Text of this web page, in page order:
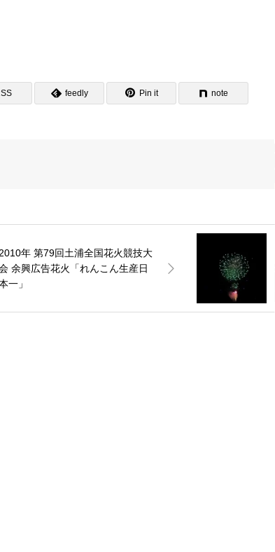
feedly Pin it note
2010年 第79回土浦全国花火競技大
余興広告花火「れんこん生産日
一」